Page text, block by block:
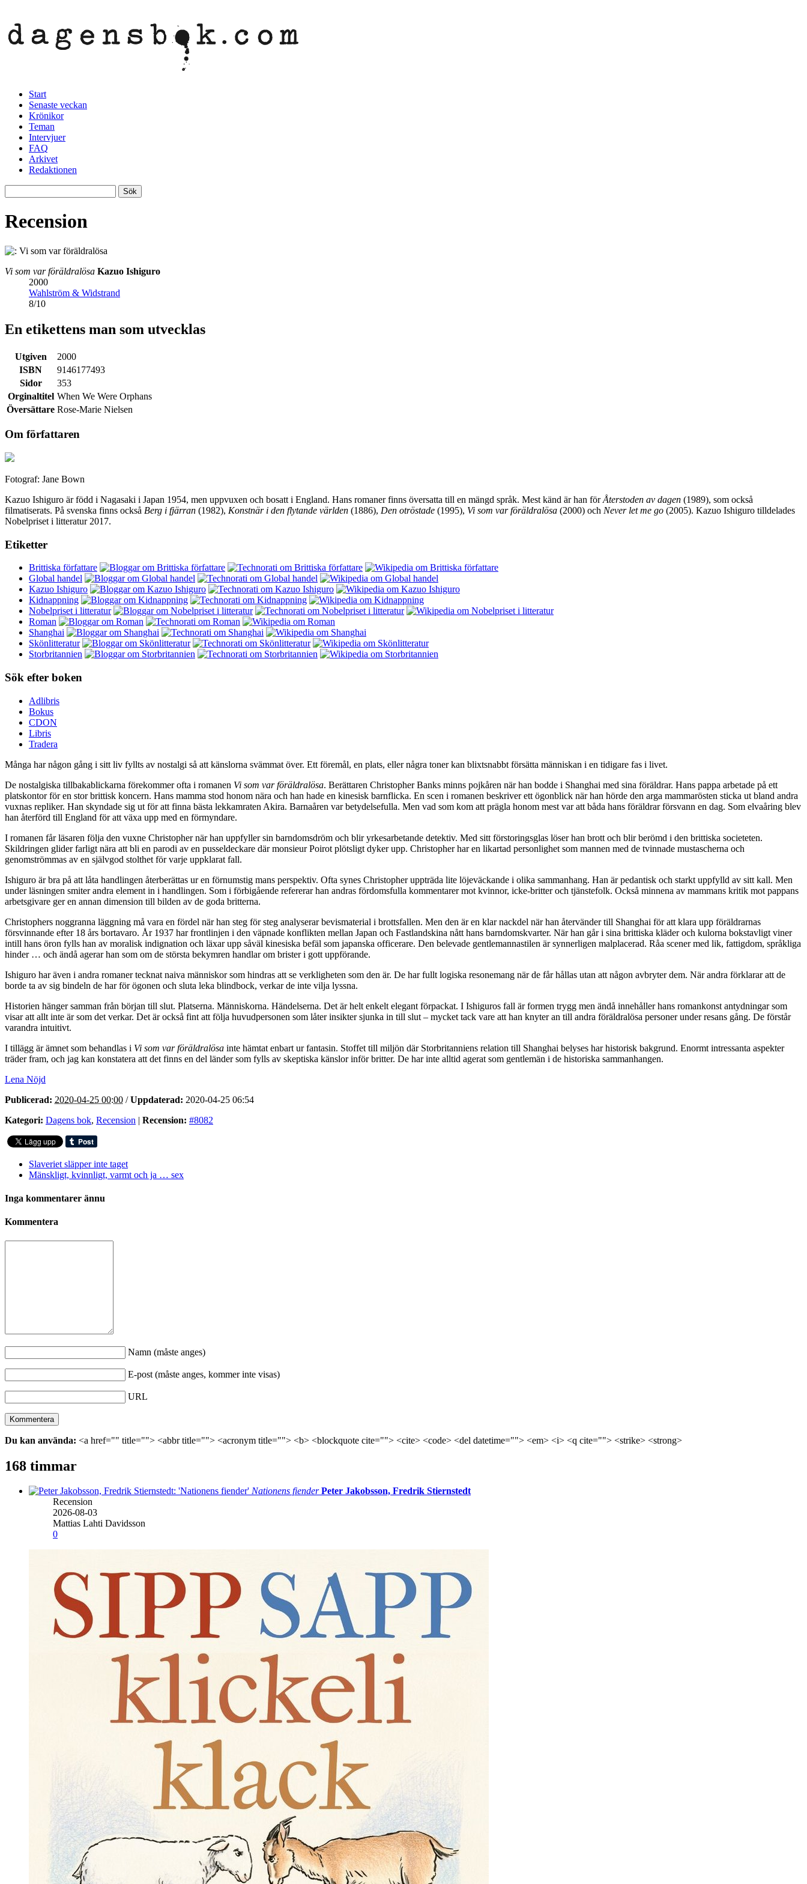
Start
Senaste veckan
Krönikor
Teman
Intervjuer
FAQ
Arkivet
Redaktionen
Recension
Vi som var föräldralösa Kazuo Ishiguro
2000
Wahlström & Widstrand
8/10
En etikettens man som utvecklas
Utgiven
2000
ISBN
9146177493
Sidor
353
Orginaltitel When We Were Orphans
Översättare Rose-Marie Nielsen
Om författaren
Fotograf: Jane Bown
Kazuo Ishiguro är född i Nagasaki i Japan 1954, men uppvuxen och bosatt i England. Hans romaner finns översatta till en mängd språk. Mest känd är han förÅterstoden av dagen (1989), som också
filmatiserats. På svenska finns också Berg i fjärran (1982), Konstnär i den flytande världen (1886), Den otröstade (1995), Vi som var föräldralösa (2000) och Never let me go (2005). Kazuo Ishiguro tilldelades
Nobelpriset i litteratur 2017.
Etiketter
Brittiska författare
Global handel
Kazuo Ishiguro
Kidnappning
Nobelpriset i litteratur
Roman
Shanghai
Skönlitteratur
Storbritannien
Sök efter boken
Adlibris
Bokus
CDON
Libris
Tradera
Många har någon gång i sitt liv fyllts av nostalgi så att känslorna svämmat över. Ett föremål, en plats, eller några toner kan blixtsnabbt försätta människan i en tidigare fas i livet.
De nostalgiska tillbakablickarna förekommer ofta i romanen Vi som var föräldralösa. Berättaren Christopher Banks minns pojkåren när han bodde i Shanghai med sina föräldrar. Hans pappa arbetade på ett
platskontor för en stor brittisk koncern. Hans mamma stod honom nära och han hade en kinesisk barnflicka. En scen i romanen beskriver ett ögonblick när han hörde den arga mammarösten sticka ut bland andra
vuxnas repliker. Han skyndade sig ut för att finna bästa lekkamraten Akira. Barnaåren var betydelsefulla. Men vad som kom att prägla honom mest var att båda hans föräldrar försvann en dag. Som elvaåring blev
han återförd till England för att växa upp med en förmyndare.
I romanen får läsaren följa den vuxne Christopher när han uppfyller sin barndomsdröm och blir yrkesarbetande detektiv. Med sitt förstoringsglas löser han brott och blir berömd i den brittiska societeten.
Skildringen glider farligt nära att bli en parodi av en pusseldeckare där monsieur Poirot plötsligt dyker upp. Christopher har en likartad personlighet som mannen med de tvinnade mustascherna och
genomströmmas av en självgod stolthet för varje uppklarat fall.
Ishiguro är bra på att låta handlingen återberättas ur en förnumstig mans perspektiv. Ofta synes Christopher uppträda lite löjeväckande i olika sammanhang. Han är pedantisk och starkt uppfylld av sitt kall. Men
under läsningen smiter andra element in i handlingen. Som i förbigående refererar han andras fördomsfulla kommentarer mot kvinnor, icke-britter och tjänstefolk. Också minnena av mammans kritik mot pappans
arbetsgivare ger en annan dimension till bilden av de goda britterna.
Christophers noggranna läggning må vara en fördel när han steg för steg analyserar bevismaterial i brottsfallen. Men den är en klar nackdel när han återvänder till Shanghai för att klara upp föräldrarnas
försvinnande efter 18 års bortavaro. År 1937 har frontlinjen i den väpnade konflikten mellan Japan och Fastlandskina nått hans barndomskvarter. När han går i sina brittiska kläder och kulorna bokstavligt viner
intill hans öron fylls han av moralisk indignation och läxar upp såväl kinesiska befäl som japanska officerare. Den belevade gentlemannastilen är synnerligen malplacerad. Råa scener med lik, fattigdom, språkliga
hinder … och ändå agerar han som om de största bekymren handlar om brister i gott uppförande.
Ishiguro har även i andra romaner tecknat naiva människor som hindras att se verkligheten som den är. De har fullt logiska resonemang när de får hållas utan att någon avbryter dem. När andra förklarar att de
borde ta av sig bindeln de har för ögonen och sluta leka blindbock, verkar de inte vilja lyssna.
Historien hänger samman från början till slut. Platserna. Människorna. Händelserna. Det är helt enkelt elegant förpackat. I Ishiguros fall är formen trygg men ändå innehåller hans romankonst antydningar som
visar att allt inte är som det verkar. Det är också fint att följa huvudpersonen som låter insikter sjunka in till slut – mycket tack vare att han knyter an till andra föräldralösa personer under resans gång. De förstår
varandra intuitivt.
I tillägg är ämnet som behandlas i Vi som var föräldralösa inte hämtat enbart ur fantasin. Stoffet till miljön där Storbritanniens relation till Shanghai belyses har historisk bakgrund. Enormt intressanta aspekter
träder fram, och jag kan konstatera att det finns en del länder som fylls av skeptiska känslor inför britter. De har inte alltid agerat som gentlemän i de historiska sammanhangen.
Lena Nöjd
Publicerad: 2020-04-25 00:00 /Uppdaterad: 2020-04-25 06:54
Kategori: Dagens bok, Recension | Recension: #8082
Slaveriet släpper inte taget
Mänskligt, kvinnligt, varmt och ja … sex
Inga kommentarer ännu
Kommentera
Namn (måste anges)
E-post (måste anges, kommer inte visas)
URL
Du kan använda: <a href="" title=""> <abbr title=""> <acronym title=""> <b> <blockquote cite=""> <cite> <code> <del datetime=""> <em> <i> <q cite=""> <strike> <strong>
168 timmar
Nationens fiender Peter Jakobsson, Fredrik Stiernstedt
Recension
2026-08-03
Mattias Lahti Davidsson
0